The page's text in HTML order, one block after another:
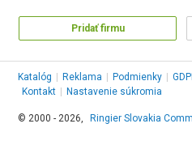
Pridať firmu
Katalóg Reklama Podmienky
Kontakt
Nastavenie súkromia
© 2000 - 2026, Ringier Slovakia